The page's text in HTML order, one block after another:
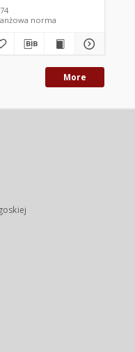
norma
More